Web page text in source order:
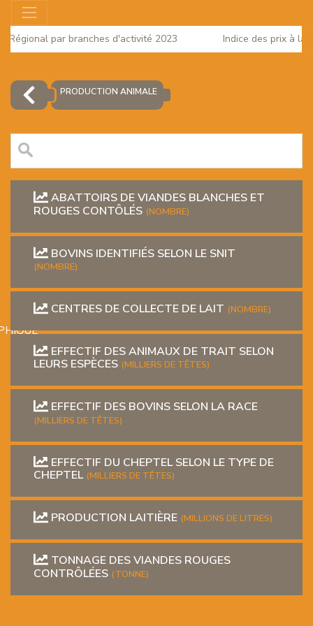
Régional par branches d'activité 2023
Indice des prix à la
PRODUCTION ANIMALE
ABATTOIRS DE VIANDES BLANCHES ET
ROUGES CONTÔLÉS (NOMBRE)
BOVINS IDENTIFIÉS SELON LE SNIT
(NOMBRE)
CENTRES DE COLLECTE DE LAIT (NOMBRE)
EFFECTIF DES ANIMAUX DE TRAIT SELON
LEURS ESPÈCES (MILLIERS DE TÊTES)
EFFECTIF DES BOVINS SELON LA RACE
(MILLIERS DE TÊTES)
EFFECTIF DU CHEPTEL SELON LE TYPE DE
CHEPTEL (MILLIERS DE TÊTES)
PRODUCTION LAITIÈRE (MILLIONS DE LITRES)
TONNAGE DES VIANDES ROUGES
CONTRÔLÉES (TONNE)